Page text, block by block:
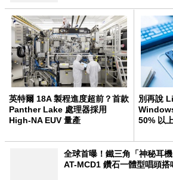
英特爾 18A 製程進度超前？首款
Panther Lake 處理器採用
High-NA EUV 量產
別再說
50% 以
全球首曝！鐵三角「神秘耳
AT-MCD1 鑽石一體型唱頭